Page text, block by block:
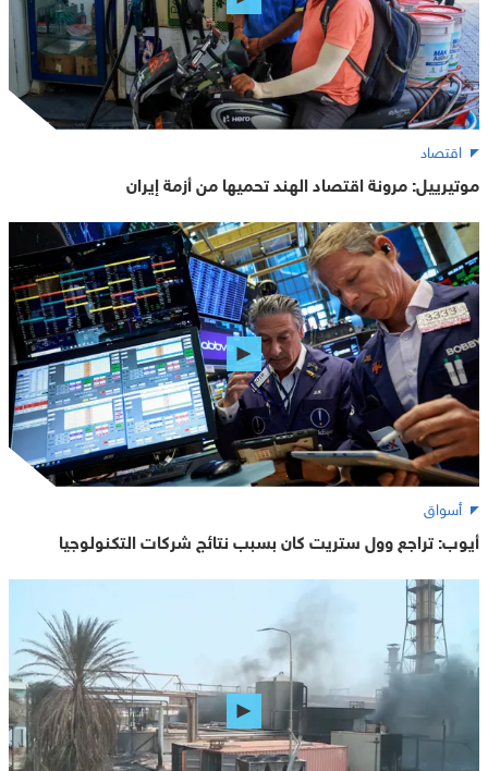
اقتصاد
موتيرييل: مرونة اقتصاد الهند تحميها من أزمة إيران
أسواق
أيوب: تراجع وول ستريت كان بسبب نتائج شركات التكنولوجيا